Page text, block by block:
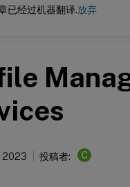
已经过机器翻译.放弃
2023 投稿者: C